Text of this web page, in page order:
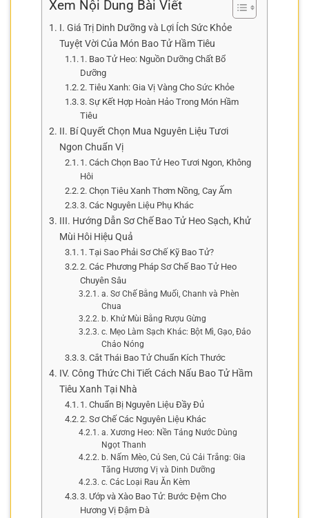
Xem Nội Dung Bài Viết
I. Giá Trị Dinh Dưỡng và Lợi Ích Sức Khỏe
Tuyệt Vời Của Món Bao Tử Hầm Tiêu
1. Bao Tử Heo: Nguồn Dưỡng Chất Bổ
Dưỡng
2. Tiêu Xanh: Gia Vị Vàng Cho Sức Khỏe
3. Sự Kết Hợp Hoàn Hảo Trong Món Hầm
Tiêu
II. Bí Quyết Chọn Mua Nguyên Liệu Tươi
Ngon Chuẩn Vị
1. Cách Chọn Bao Tử Heo Tươi Ngon, Không
Hôi
2. Chọn Tiêu Xanh Thơm Nồng, Cay Ấm
3. Các Nguyên Liệu Phụ Khác
III. Hướng Dẫn Sơ Chế Bao Tử Heo Sạch, Khử
Mùi Hôi Hiệu Quả
1. Tại Sao Phải Sơ Chế Kỹ Bao Tử?
2. Các Phương Pháp Sơ Chế Bao Tử Heo
Chuyên Sâu
a. Sơ Chế Bằng Muối, Chanh và Phèn
Chua
b. Khử Mùi Bằng Rượu Gừng
c. Mẹo Làm Sạch Khác: Bột Mì, Gạo, Đảo
Chảo Nóng
3. Cắt Thái Bao Tử Chuẩn Kích Thước
IV. Công Thức Chi Tiết Cách Nấu Bao Tử Hầm
Tiêu Xanh Tại Nhà
1. Chuẩn Bị Nguyên Liệu Đầy Đủ
2. Sơ Chế Các Nguyên Liệu Khác
a. Xương Heo: Nền Tảng Nước Dùng
Ngọt Thanh
b. Nấm Mèo, Củ Sen, Củ Cải Trắng: Gia
Tăng Hương Vị và Dinh Dưỡng
c. Các Loại Rau Ăn Kèm
3. Ướp và Xào Bao Tử: Bước Đệm Cho
Hương Vị Đậm Đà